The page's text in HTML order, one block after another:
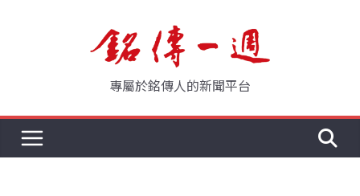
專屬於銘傳人的新聞平台